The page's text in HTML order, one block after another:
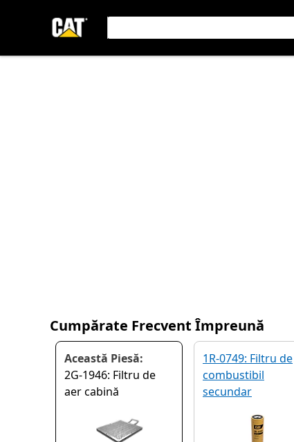
Cumpărate Frecvent Împreună
Această Piesă:
2G-1946: Filtru de
aer cabină
1R-0749: Filtru de
combustibil
secundar